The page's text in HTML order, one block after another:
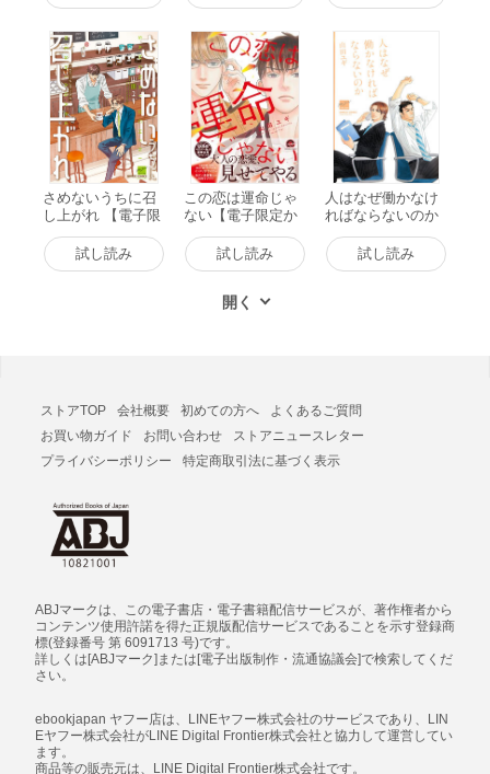
さめないうちに召
し上がれ 【電子限
定特典付き】 電子
書籍版試し読み
この恋は運命じゃ
ない【電子限定か
きおろし漫画付】
電子書籍版
試し読み
人はなぜ働かなけ
ればならないのか
【デビュー20周年
記念イラスト付
き】 電子書籍版
試し読み
ストアTOP 会社概要 初めての方へ
よくあるご質問
お買い物ガイド
お問い合わせ
ストアニュースレター
プライバシーポリシー
特定商取引法に基づく表示
ABJマークは、この電子書店・電子書籍配信サービスが、著作権者から
コンテンツ使用許諾を得た正規版配信サービスであることを示す登録商
標(登録番号 第 6091713 号)です。
詳しくは[ABJマーク]または[電子出版制作・流通協議会]で検索してくだ
さい。
ebookjapan ヤフー店は、LINEヤフー株式会社のサービスであり、LIN
Eヤフー株式会社がLINE Digital Frontier株式会社と協力して運営してい
ます。
商品等の販売元は、LINE Digital Frontier株式会社です。